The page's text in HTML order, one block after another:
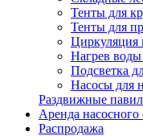
Тенты для
Тенты для
Циркуляция
Нагрев воды
Подсветка
Насосы для
Раздвижные
Аренда насосного
Распродажа